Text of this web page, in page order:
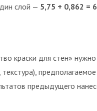
слой — 5,75 + 0,862 =
краски для стен»
предыдущего